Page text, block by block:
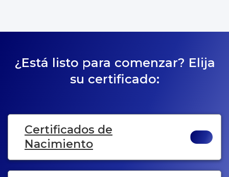
¿Está listo para comenzar? Elija
su certificado:
Certificados de
Nacimiento